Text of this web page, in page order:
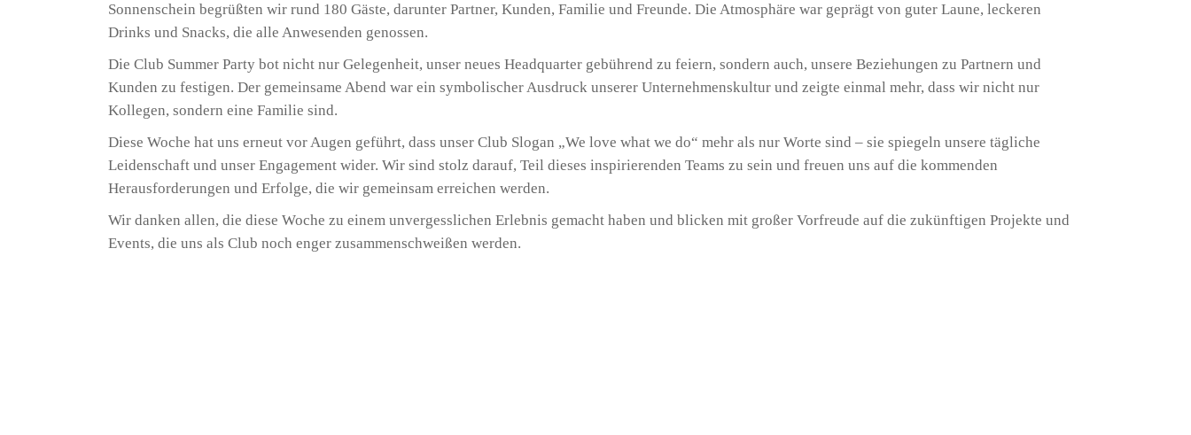
Sonnenschein begrüßten wir rund 180 Gäste, darunter Partner, Kunden, Familie und Freunde. Die Atmosphäre war geprägt von guter Laune, leckeren
Drinks und Snacks, die alle Anwesenden genossen.
Die Club Summer Party bot nicht nur Gelegenheit, unser neues Headquarter gebührend zu feiern, sondern auch, unsere Beziehungen zu Partnern und
Kunden zu festigen. Der gemeinsame Abend war ein symbolischer Ausdruck unserer Unternehmenskultur und zeigte einmal mehr, dass wir nicht nur
Kollegen, sondern eine Familie sind.
Diese Woche hat uns erneut vor Augen geführt, dass unser Club Slogan „We love what we do“ mehr als nur Worte sind – sie spiegeln unsere tägliche
Leidenschaft und unser Engagement wider. Wir sind stolz darauf, Teil dieses inspirierenden Teams zu sein und freuen uns auf die kommenden
Herausforderungen und Erfolge, die wir gemeinsam erreichen werden.
Wir danken allen, die diese Woche zu einem unvergesslichen Erlebnis gemacht haben und blicken mit großer Vorfreude auf die zukünftigen Projekte und
Events, die uns als Club noch enger zusammenschweißen werden.